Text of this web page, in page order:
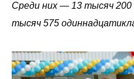
Среди них — 13 тысяч 200
тысяч 575